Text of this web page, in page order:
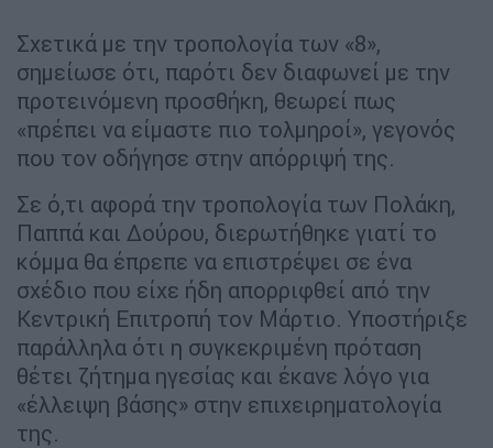
Σχετικά με την τροπολογία των «8»,
σημείωσε ότι, παρότι δεν διαφωνεί με την
προτεινόμενη προσθήκη, θεωρεί πως
«πρέπει να είμαστε πιο τολμηροί», γεγονός
που τον οδήγησε στην απόρριψή της.
Σε ό,τι αφορά την τροπολογία των Πολάκη,
Παππά και Δούρου, διερωτήθηκε γιατί το
κόμμα θα έπρεπε να επιστρέψει σε ένα
σχέδιο που είχε ήδη απορριφθεί από την
Κεντρική Επιτροπή τον Μάρτιο. Υποστήριξε
παράλληλα ότι η συγκεκριμένη πρόταση
θέτει ζήτημα ηγεσίας και έκανε λόγο για
«έλλειψη βάσης» στην επιχειρηματολογία
της.